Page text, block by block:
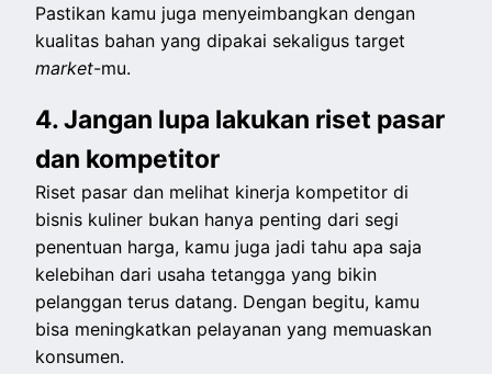
Pastikan kamu juga menyeimbangkan dengan
kualitas bahan yang dipakai sekaligus target
market-mu.
4. Jangan lupa lakukan riset pasar
dan kompetitor
Riset pasar dan melihat kinerja kompetitor di
bisnis kuliner bukan hanya penting dari segi
penentuan harga, kamu juga jadi tahu apa saja
kelebihan dari usaha tetangga yang bikin
pelanggan terus datang. Dengan begitu, kamu
bisa meningkatkan pelayanan yang memuaskan
konsumen.